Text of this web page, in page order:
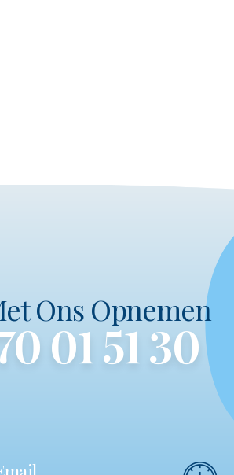
Ons Opnemen
01 51 30